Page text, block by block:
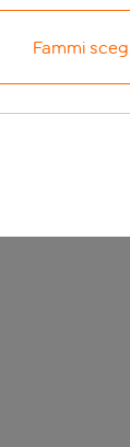
Fammi